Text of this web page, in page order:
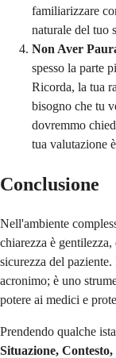
familiarizzare
naturale del tuo
Non Aver
spesso la parte
Ricorda, la tua
bisogno che tu
dovremmo
tua valutazione
Conclusione
Nell'ambiente
chiarezza è
sicurezza del paziente.
acronimo; è uno
potere ai medici e
Prendendo qualche
Situazione,